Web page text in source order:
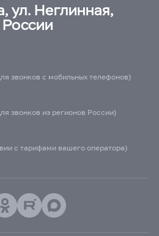
ул. Неглинная,
звонков с мобильных телефонов)
звонков из регионов России)
с тарифами вашего оператора)